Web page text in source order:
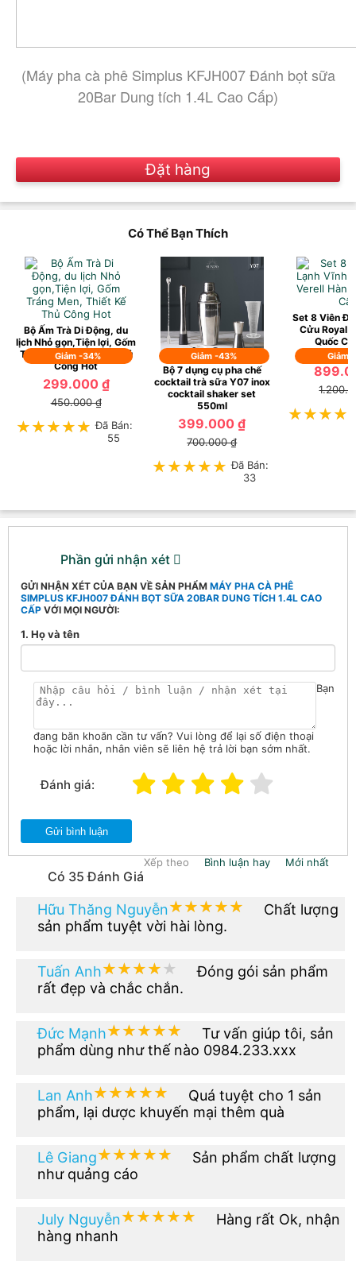
(Máy pha cà phê Simplus KFJH007 Đánh bọt sữa
20Bar Dung tích 1.4L Cao Cấp)
Đặt hàng
Có Thể Bạn Thích
Giảm -34%
Bộ Ấm Trà Di Động, du
lịch Nhỏ gọn,Tiện lợi, Gốm
Tráng Men, Thiết Kế Thủ
Công Hot
299.000 ₫
450.000 ₫
★★★★★
★★★★★ Đã Bán:
55
Giảm -43%
Bộ 7 dụng cụ pha chế
cocktail trà sữa Y07 inox
cocktail shaker set
550ml
399.000 ₫
700.000 ₫
★★★★★
★★★★★ Đã Bán:
33
Giảm
Set 8 Viên
Cửu Royal
Quốc
Phần gửi nhận xét
GỬI NHẬN XÉT CỦA BẠN VỀ SẢN PHẨM MÁY PHA CÀ PHÊ
SIMPLUS KFJH007 ĐÁNH BỌT SỮA 20BAR DUNG TÍCH 1.4L CAO
CẤP VỚI MỌI NGƯỜI:
1. Họ và tên
Bạn
đang băn khoăn cần tư vấn? Vui lòng để lại số điện thoại
hoặc lời nhắn, nhân viên sẽ liên hệ trả lời bạn sớm nhất.
Đánh giá:
Gửi bình luận
Có 35 Đánh Giá
Xếp theo Bình luận hay Mới nhất
Hữu Thăng Nguyễn★★★★★
★★★★★
Chất lượng
sản phẩm tuyệt vời hài lòng.
Tuấn Anh★★★★★
★★★★★
Đóng gói sản phẩm
rất đẹp và chắc chắn.
Đức Mạnh★★★★★
★★★★★
Tư vấn giúp tôi, sản
phẩm dùng như thế nào 0984.233.xxx
Lan Anh★★★★★
★★★★★
Quá tuyệt cho 1 sản
phẩm, lại dược khuyến mại thêm quà
Lê Giang★★★★★
★★★★★
Sản phẩm chất lượng
như quảng cáo
July Nguyễn★★★★★
★★★★★
Hàng rất Ok, nhận
hàng nhanh